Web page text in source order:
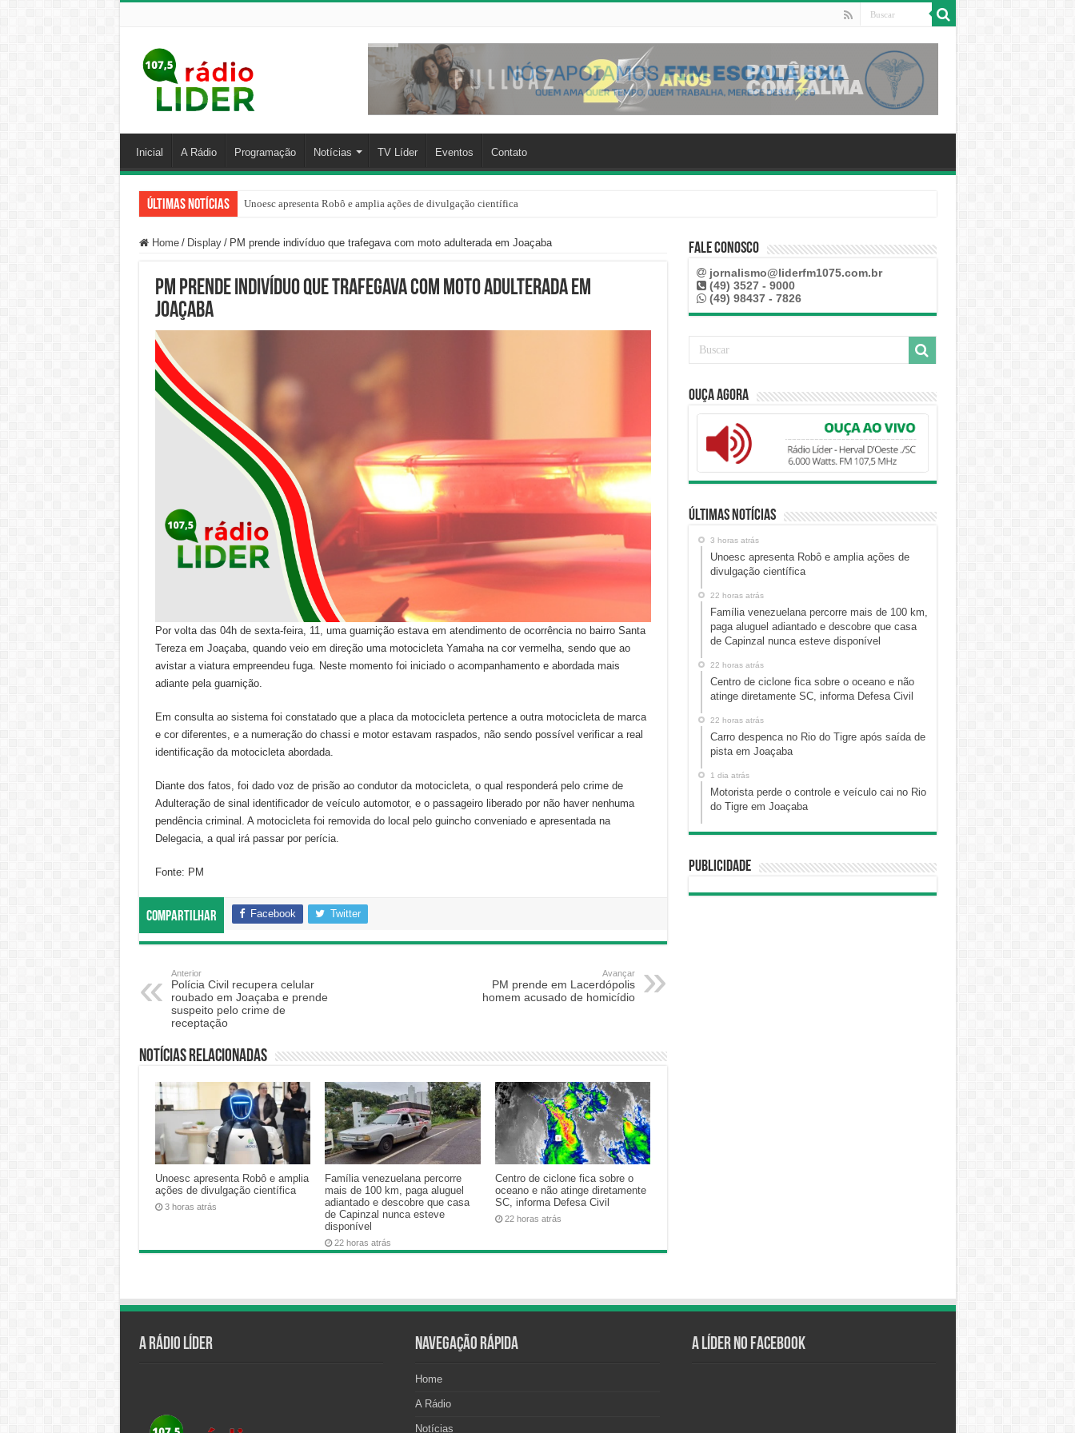
Inicial A Rádio Programação Notícias TV Líder Eventos Contato
Últimas Notícias Unoesc apresenta Robô e amplia ações de divulgação científica
Família venezuelana percorre mais de 100 km, paga aluguel adiantado e descobre que casa de Capinzal nunca esteve disponível
Home / Display / PM prende indivíduo que trafegava com moto adulterada em Joaçaba
PM prende indivíduo que trafegava com moto adulterada em
Joaçaba
Por volta das 04h de sexta-feira, 11, uma guarnição estava em atendimento de ocorrência no bairro Santa
Tereza em Joaçaba, quando veio em direção uma motocicleta Yamaha na cor vermelha, sendo que ao
avistar a viatura empreendeu fuga. Neste momento foi iniciado o acompanhamento e abordada mais
adiante pela guarnição.
Em consulta ao sistema foi constatado que a placa da motocicleta pertence a outra motocicleta de marca
e cor diferentes, e a numeração do chassi e motor estavam raspados, não sendo possível verificar a real
identificação da motocicleta abordada.
Diante dos fatos, foi dado voz de prisão ao condutor da motocicleta, o qual responderá pelo crime de
Adulteração de sinal identificador de veículo automotor, e o passageiro liberado por não haver nenhuma
pendência criminal. A motocicleta foi removida do local pelo guincho conveniado e apresentada na
Delegacia, a qual irá passar por perícia.
Fonte: PM
Compartilhar Facebook Twitter
Anterior
Polícia Civil recupera celular
roubado em Joaçaba e prende
suspeito pelo crime de
receptação
Avançar
PM prende em Lacerdópolis
homem acusado de homicídio
Notícias relacionadas
Unoesc apresenta Robô e amplia
ações de divulgação científica
3 horas atrás
Família venezuelana percorre
mais de 100 km, paga aluguel
adiantado e descobre que casa
de Capinzal nunca esteve
disponível
22 horas atrás
Centro de ciclone fica sobre o
oceano e não atinge diretamente
SC, informa Defesa Civil
22 horas atrás
Fale Conosco
jornalismo@liderfm1075.com.br
(49) 3527 - 9000
(49) 98437 - 7826
Ouça Agora
Últimas Notícias
3 horas atrás
Unoesc apresenta Robô e amplia ações de
divulgação científica
22 horas atrás
Família venezuelana percorre mais de 100 km,
paga aluguel adiantado e descobre que casa
de Capinzal nunca esteve disponível
22 horas atrás
Centro de ciclone fica sobre o oceano e não
atinge diretamente SC, informa Defesa Civil
22 horas atrás
Carro despenca no Rio do Tigre após saída de
pista em Joaçaba
1 dia atrás
Motorista perde o controle e veículo cai no Rio
do Tigre em Joaçaba
Publicidade
A Rádio Líder Navegação Rápida
Home
A Rádio
Notícias
A Líder no Facebook